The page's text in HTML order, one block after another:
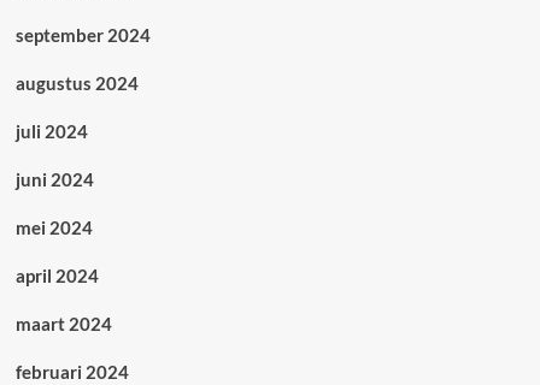
september 2024
augustus 2024
juli 2024
juni 2024
mei 2024
april 2024
maart 2024
februari 2024